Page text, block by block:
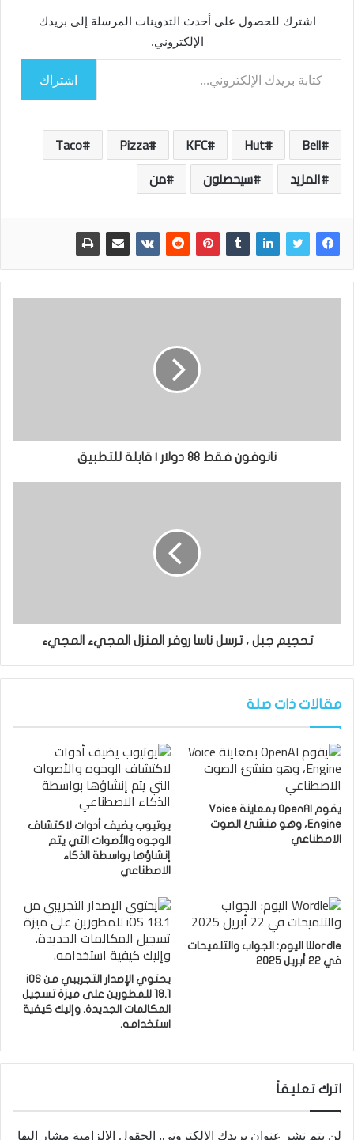
اشترك للحصول على أحدث التدوينات المرسلة إلى بريدك
الإلكتروني.
كتابة بريدك الإلكتروني...
اشتراك
Bell
Hut
KFC
Pizza
Taco
المزيد
سيحصلون من
نانوفون فقط 88 دولار | قابلة للتطبيق
تحجيم جبل ، ترسل ناسا روفر المنزل المجيء المجيء
مقالات ذات صلة
يقوم OpenAI بمعاينة Voice
Engine، وهو منشئ الصوت
الاصطناعي
يوتيوب يضيف أدوات لاكتشاف
الوجوه والأصوات التي يتم
إنشاؤها بواسطة الذكاء
الاصطناعي
Wordle اليوم: الجواب والتلميحات
في 22 أبريل 2025
يحتوي الإصدار التجريبي من iOS
18.1 للمطورين على ميزة تسجيل
المكالمات الجديدة. وإليك كيفية
استخدامه.
اترك تعليقاً
لن يتم نشر عنوان بريدك الإلكتروني. الحقول الإلزامية مشار إليها